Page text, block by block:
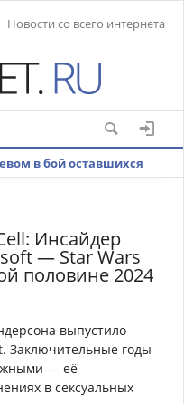
Новости со всего интернета
в бой оставшихся
Инсайдер
— Star Wars
половине 2024
выпустило
Заключительные годы
— её
в сексуальных